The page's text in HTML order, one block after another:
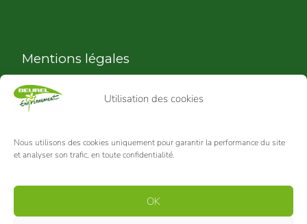
Utilisation des cookies
Nous utilisons des cookies uniquement pour garantir la performance du site
et analyser son trafic, en toute confidentialité.
OK
Mentions légales
Politique de confidentialité
Contacter BEUREL Environnement
Politique de cookies (UE)